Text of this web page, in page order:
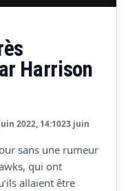
Harrison
2022, 14:1023 juin
sans une rumeur
qui ont
allaient être